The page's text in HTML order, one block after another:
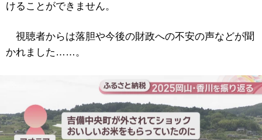
けることができません。
視聴者からは落胆や今後の財政への不安の声などが聞
かれました……。